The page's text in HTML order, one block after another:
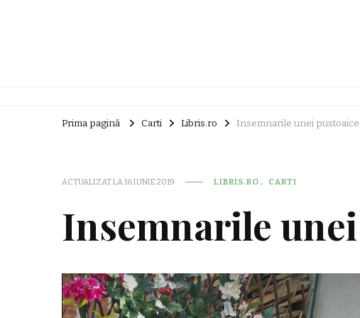
Prima pagină Carti Libris.ro Insemnarile unei pustoaice
ACTUALIZAT LA 16 IUNIE 2019 LIBRIS.RO CARTI
Insemnarile